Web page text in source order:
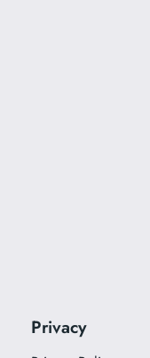
Privacy